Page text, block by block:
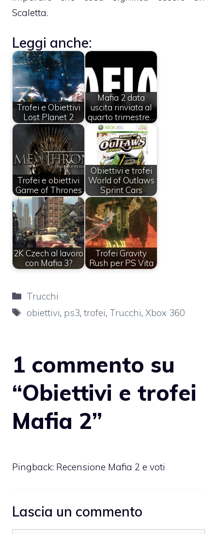
Scaletta.
Leggi anche:
Trofei e Obiettivi
Lost Planet 2
Mafia 2 data
uscita rinviata al
quarto trimestre…
Trofei e obiettivi
Game of Thrones
Obiettivi e trofei
World of Outlaws
Sprint Cars
2K Czech al lavoro
con Mafia 3?
Trofei Gravity
Rush per PS Vita
Categorie
Trucchi
Tag
obiettivi, ps3,trofei, Trucchi, Xbox 360
1 commento su
“Obiettivi e trofei
Mafia 2”
Pingback: Recensione Mafia 2 e voti
Lascia un commento